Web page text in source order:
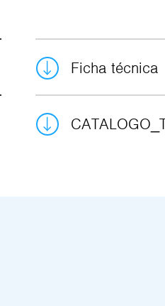
Ficha técnica